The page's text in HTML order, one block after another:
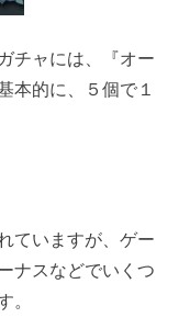
チャには、『オー
本的に、５個で１
ていますが、ゲー
ナスなどでいくつ
。